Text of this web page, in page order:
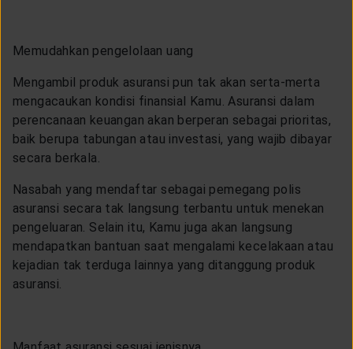
Memudahkan pengelolaan uang
Mengambil produk asuransi pun tak akan serta-merta
mengacaukan kondisi finansial Kamu. Asuransi dalam
perencanaan keuangan akan berperan sebagai prioritas,
baik berupa tabungan atau investasi, yang wajib dibayar
secara berkala.
Nasabah yang mendaftar sebagai pemegang polis
asuransi secara tak langsung terbantu untuk menekan
pengeluaran. Selain itu, Kamu juga akan langsung
mendapatkan bantuan saat mengalami kecelakaan atau
kejadian tak terduga lainnya yang ditanggung produk
asuransi.